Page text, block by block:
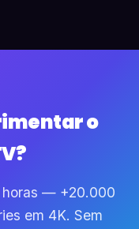
o
horas — +20.000
em 4K. Sem